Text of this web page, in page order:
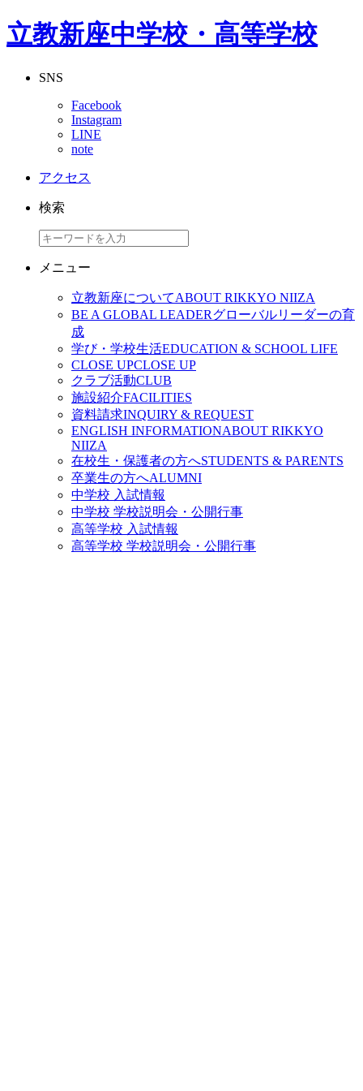
立教新座中学校・高等学校
SNS
Facebook
Instagram
LINE
note
アクセス
検索
メニュー
立教新座についてABOUT RIKKYO NIIZA
BE A GLOBAL LEADERグローバルリーダーの育
成
学び・学校生活EDUCATION & SCHOOL LIFE
CLOSE UPCLOSE UP
クラブ活動CLUB
施設紹介FACILITIES
資料請求INQUIRY & REQUEST
ENGLISH INFORMATIONABOUT RIKKYO
NIIZA
在校生・保護者の方へSTUDENTS & PARENTS
卒業生の方へALUMNI
中学校 入試情報
中学校 学校説明会・公開行事
高等学校 入試情報
高等学校 学校説明会・公開行事